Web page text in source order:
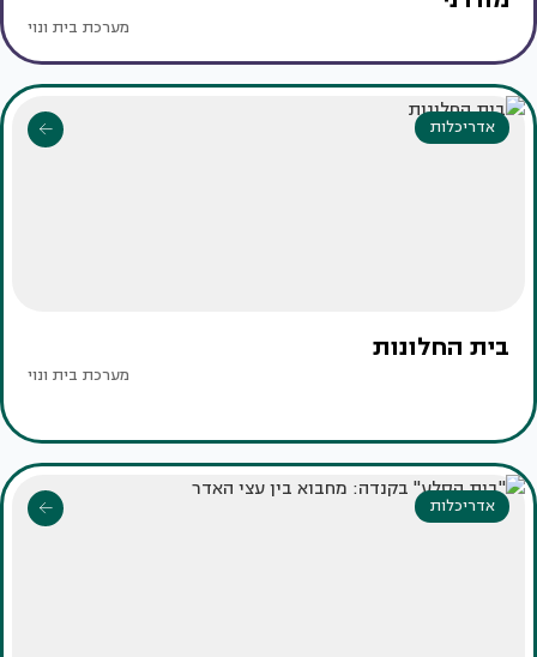
מערכת בית ונוי
אדריכלות
בית החלונות
מערכת בית ונוי
אדריכלות